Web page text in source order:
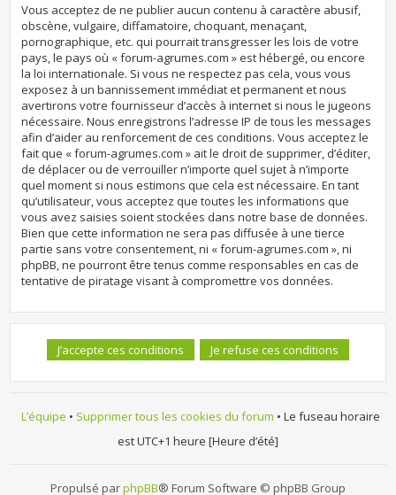
Vous acceptez de ne publier aucun contenu à caractère abusif,
obscène, vulgaire, diffamatoire, choquant, menaçant,
pornographique, etc. qui pourrait transgresser les lois de votre
pays, le pays où « forum-agrumes.com » est hébergé, ou encore
la loi internationale. Si vous ne respectez pas cela, vous vous
exposez à un bannissement immédiat et permanent et nous
avertirons votre fournisseur d’accès à internet si nous le jugeons
nécessaire. Nous enregistrons l’adresse IP de tous les messages
afin d’aider au renforcement de ces conditions. Vous acceptez le
fait que « forum-agrumes.com » ait le droit de supprimer, d’éditer,
de déplacer ou de verrouiller n’importe quel sujet à n’importe
quel moment si nous estimons que cela est nécessaire. En tant
qu’utilisateur, vous acceptez que toutes les informations que
vous avez saisies soient stockées dans notre base de données.
Bien que cette information ne sera pas diffusée à une tierce
partie sans votre consentement, ni « forum-agrumes.com », ni
phpBB, ne pourront être tenus comme responsables en cas de
tentative de piratage visant à compromettre vos données.
L’équipe • Supprimer tous les cookies du forum • Le fuseau horaire
est UTC+1 heure [Heure d’été]
Propulsé parphpBB® Forum Software © phpBB Group